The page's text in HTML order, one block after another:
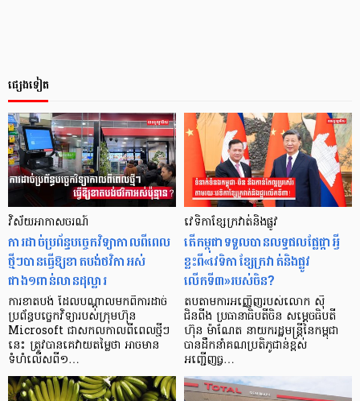
ផ្សេងទៀត
វិស័យអាកាសចរណ៍
ការដាច់ប្រព័ន្ធបច្ចេកវិទ្យាកាលពីពេល
ថ្មីៗបានធ្វើឱ្យខាតបង់ថវិកាអស់
ជាង១ពាន់លានដុល្លារ
ការខាតបង់ ដែលបណ្ដាលមកពីការដាច់
ប្រព័ន្ធបច្ចេកវិទ្យារបស់ក្រុមហ៊ុន
Microsoft ជាសកលកាលពីពេលថ្មីៗ
នេះ ត្រូវបានគេវាយតម្លៃថា អាចមាន
ទំហំលើសពី១…
វេទិកាខ្សែក្រវាត់និងផ្លូវ
តើកម្ពុជាទទួលបានលទ្ធផលផ្លែផ្កាអ្វី
ខ្លះពី«វេទិកាខ្សែក្រវាត់និងផ្លូវ
លើកទី៣»របស់ចិន?
តបតាមការអញ្ញើញរបស់លោក ស៊ី
ជិនពីង ប្រធានាធិបតីចិន សម្ដេចធិបតី
ហ៊ុន ម៉ាណែត នាយករដ្ឋមន្រ្តីនៃកម្ពុជា
បានដឹកនាំគណប្រតិភូជាន់ខ្ពស់
អញ្ជើញធ្វ…